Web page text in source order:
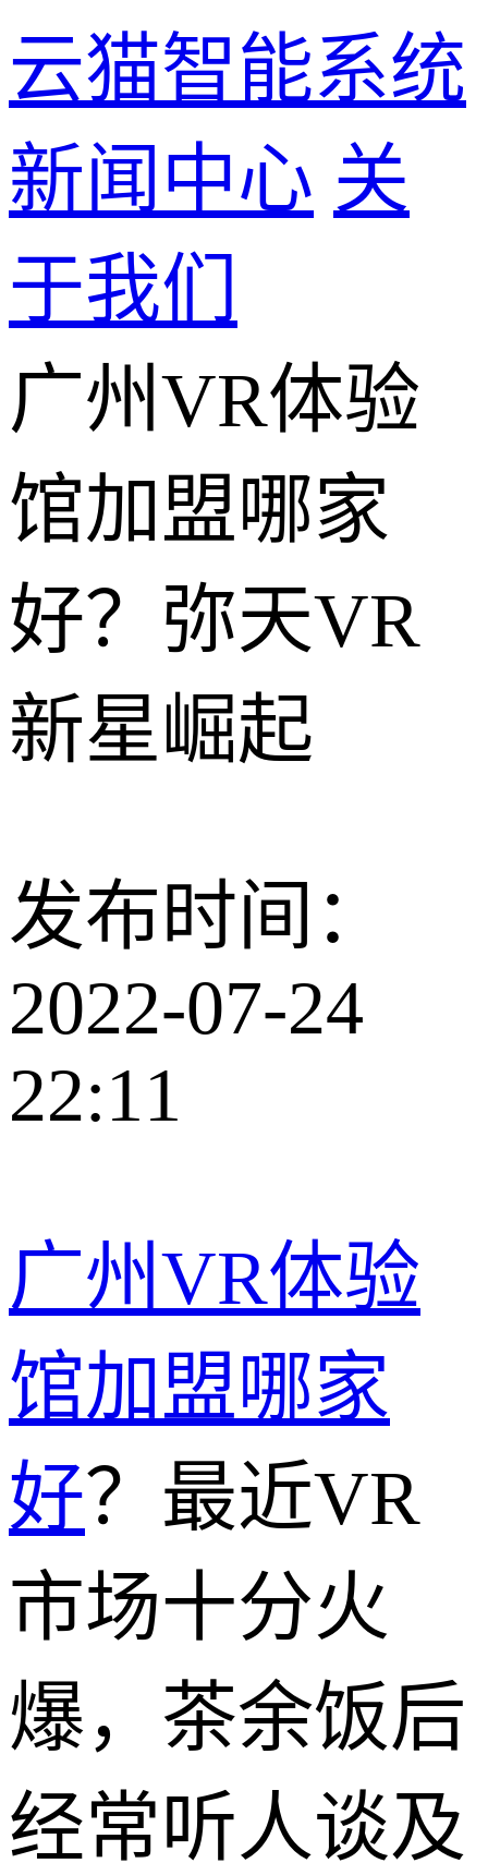
云猫智能系统
新闻中心 关
于我们
广州VR体验
馆加盟哪家
好？弥天VR
新星崛起
发布时间：
2022-07-24
22:11
广州VR体验
馆加盟哪家
好？最近VR
市场十分火
爆，茶余饭后
经常听人谈及